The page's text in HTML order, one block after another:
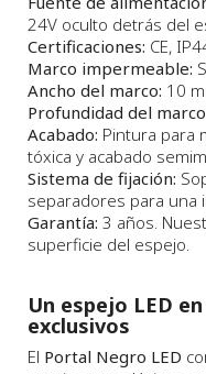
24V oculto detrás del
Certificaciones: CE,
Marco impermeable:
Ancho del marco: 10
Profundidad del
Acabado: Pintura para
tóxica y acabado
Sistema de fijación:
separadores para una
Garantía: 3 años.
superficie del espejo.
Un espejo LED
exclusivos
El Portal Negro LED